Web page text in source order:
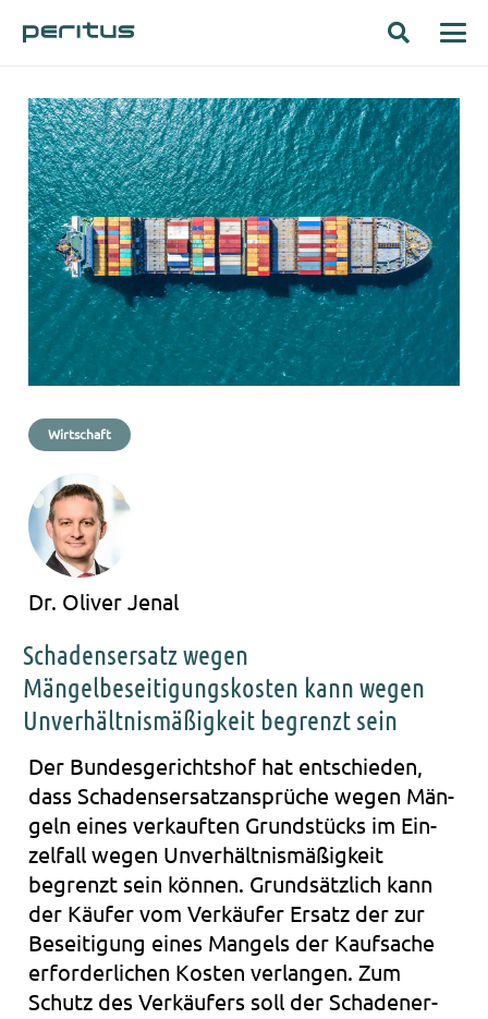
Wirtschaft
Dr. Oliver Jenal
Schadensersatz wegen
Mängelbeseitigungskosten kann wegen
Unverhältnismäßigkeit begrenzt sein
Der Bun­des­ge­richts­hof hat ent­schie­den,
dass Scha­dens­er­satz­an­sprü­che wegen Män­
geln eines ver­kauf­ten Grund­stücks im Ein­
zel­fall wegen Unver­hält­nis­mä­ßig­keit
begrenzt sein kön­nen. Grund­sätz­lich kann
der Käu­fer vom Ver­käu­fer Ersatz der zur
Besei­ti­gung eines Man­gels der Kauf­sa­che
erfor­der­li­chen Kos­ten ver­lan­gen. Zum
Schutz des Ver­käu­fers soll der Scha­den­er­